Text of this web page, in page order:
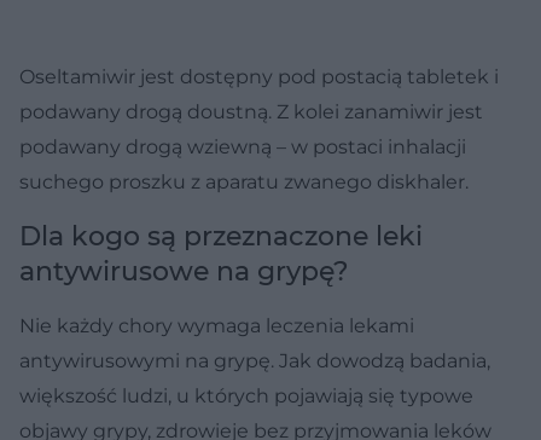
Oseltamiwir jest dostępny pod postacią tabletek i
podawany drogą doustną. Z kolei zanamiwir jest
podawany drogą wziewną – w postaci inhalacji
suchego proszku z aparatu zwanego diskhaler.
Dla kogo są przeznaczone leki
antywirusowe na grypę?
Nie każdy chory wymaga leczenia lekami
antywirusowymi na grypę. Jak dowodzą badania,
większość ludzi, u których pojawiają się typowe
objawy grypy, zdrowieje bez przyjmowania leków